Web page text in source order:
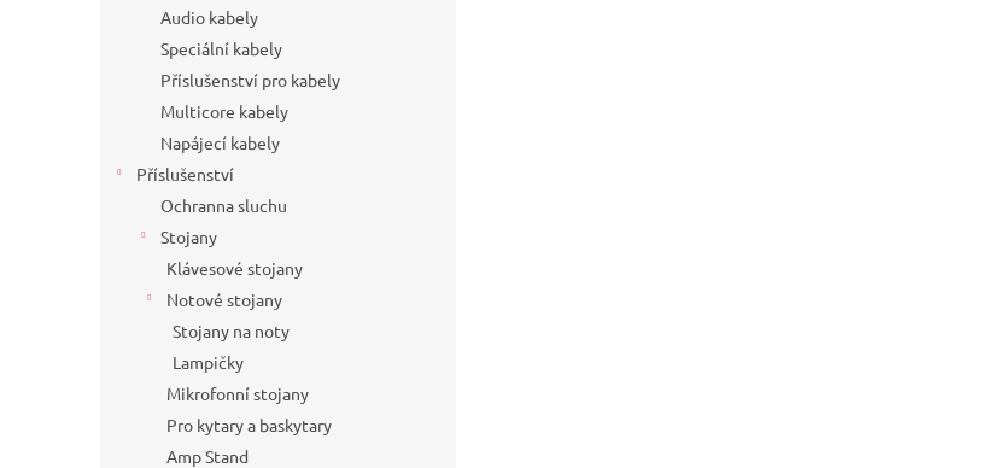
Audio kabely
Speciální kabely
Příslušenství pro kabely
Multicore kabely
Napájecí kabely
Příslušenství
Ochranna sluchu
Stojany
Klávesové stojany
Notové stojany
Stojany na noty
Lampičky
Mikrofonní stojany
Pro kytary a baskytary
Amp Stand